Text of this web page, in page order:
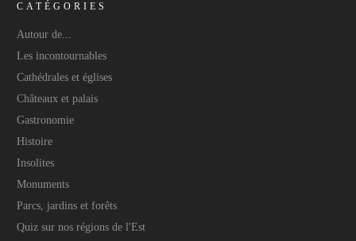
CATÉGORIES
Autour de...
Les incontournables
Cathédrales et églises
Châteaux et palais
Gastronomie
Histoire
Insolites
Monuments
Parcs, jardins et forêts
Quiz sur nos régions de l'Est